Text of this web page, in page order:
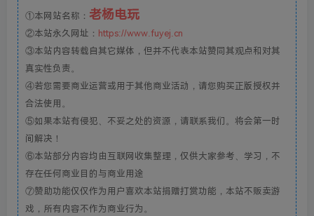
①本网站名称： 老杨电玩
②本站永久网址： https://www.fuyej.cn
③本站内容转载自其它媒体，但并不代表本站赞同其观点和对其
真实性负责。
④若您需要商业运营或用于其他商业活动，请您购买正版授权并
合法使用。
⑤如果本站有侵犯、不妥之处的资源，请联系我们。将会第一时
间解决！
⑥本站部分内容均由互联网收集整理，仅供大家参考、学习，不
存在任何商业目的与商业用途
⑦赞助功能仅仅作为用户喜欢本站捐赠打赏功能，本站不贩卖游
戏，所有内容不作为商业行为。